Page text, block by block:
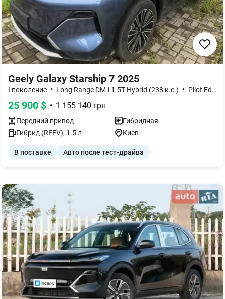
Geely Galaxy Starship 7 2025
I поколение • Long Range DM-i 1.5T Hybrid (238 к.с.) • Pilot Edition
25 900 $ • 1 155 140 грн
Передний привод
Гибридная
Гибрид (REEV), 1.5л Киев
В поставке Авто после тест-драйва